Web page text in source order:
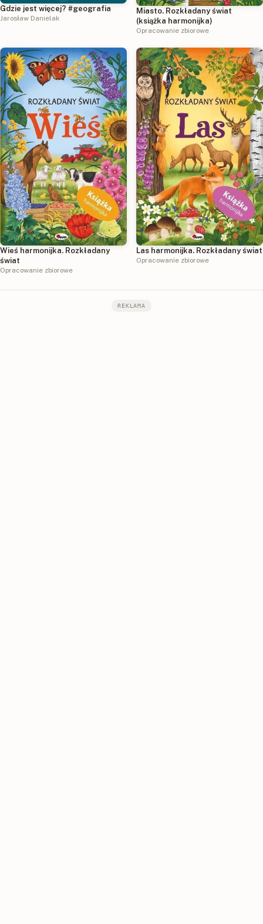
Gdzie jest więcej? #geografia
Jarosław Danielak
Miasto. Rozkładany świat
(książka harmonijka)
Opracowanie zbiorowe
Wieś harmonijka. Rozkładany
świat
Opracowanie zbiorowe
Las harmonijka. Rozkładany świat
Opracowanie zbiorowe
REKLAMA